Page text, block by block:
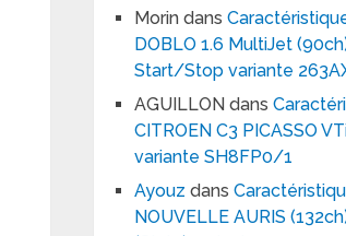
Morin dans
DOBLO 1.6 MultiJet
Start/Stop variante
AGUILLON dans
CITROEN C3 PICASSO
variante SH8FP0/1
Ayouz dans
NOUVELLE AURIS